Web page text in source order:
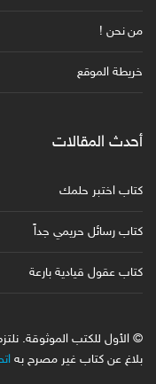
من نحن !
خريطة الموقع
أحدث المقالات
كتاب اختبر حلمك
كتاب رسائل حريمي جداً
كتاب عقول قيادية بارعة
© الأول للكتب الموثوقة.
بلاغ عن كتاب غير مصرح به